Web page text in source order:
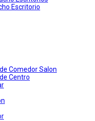
Escritorio
Comedor Salon
Centro